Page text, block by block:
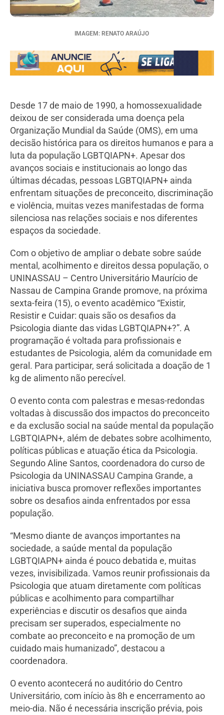
IMAGEM: RENATO ARAÚJO
Desde 17 de maio de 1990, a homossexualidade
deixou de ser considerada uma doença pela
Organização Mundial da Saúde (OMS), em uma
decisão histórica para os direitos humanos e para a
luta da população LGBTQIAPN+. Apesar dos
avanços sociais e institucionais ao longo das
últimas décadas, pessoas LGBTQIAPN+ ainda
enfrentam situações de preconceito, discriminação
e violência, muitas vezes manifestadas de forma
silenciosa nas relações sociais e nos diferentes
espaços da sociedade.
Com o objetivo de ampliar o debate sobre saúde
mental, acolhimento e direitos dessa população, o
UNINASSAU – Centro Universitário Maurício de
Nassau de Campina Grande promove, na próxima
sexta-feira (15), o evento acadêmico “Existir,
Resistir e Cuidar: quais são os desafios da
Psicologia diante das vidas LGBTQIAPN+?”. A
programação é voltada para profissionais e
estudantes de Psicologia, além da comunidade em
geral. Para participar, será solicitada a doação de 1
kg de alimento não perecível.
O evento conta com palestras e mesas-redondas
voltadas à discussão dos impactos do preconceito
e da exclusão social na saúde mental da população
LGBTQIAPN+, além de debates sobre acolhimento,
políticas públicas e atuação ética da Psicologia.
Segundo Aline Santos, coordenadora do curso de
Psicologia da UNINASSAU Campina Grande, a
iniciativa busca promover reflexões importantes
sobre os desafios ainda enfrentados por essa
população.
“Mesmo diante de avanços importantes na
sociedade, a saúde mental da população
LGBTQIAPN+ ainda é pouco debatida e, muitas
vezes, invisibilizada. Vamos reunir profissionais da
Psicologia que atuam diretamente com políticas
públicas e acolhimento para compartilhar
experiências e discutir os desafios que ainda
precisam ser superados, especialmente no
combate ao preconceito e na promoção de um
cuidado mais humanizado”, destacou a
coordenadora.
O evento acontecerá no auditório do Centro
Universitário, com início às 8h e encerramento ao
meio-dia. Não é necessária inscrição prévia, pois